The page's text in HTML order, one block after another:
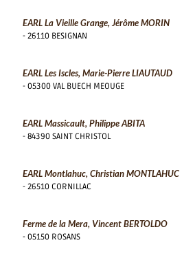
EARL La Vieille Grange, Jérôme MORIN
- 26110 BESIGNAN
EARL Les Iscles, Marie-Pierre LIAUTAUD
- 05300 VAL BUECH MEOUGE
EARL Massicault, Philippe ABITA
- 84390 SAINT CHRISTOL
EARL Montlahuc, Christian MONTLAHUC
- 26510 CORNILLAC
Ferme de la Mera, Vincent BERTOLDO
- 05150 ROSANS